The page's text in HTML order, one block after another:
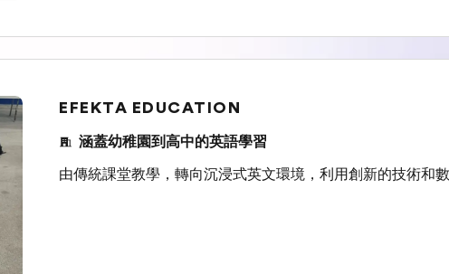
EFEKTA EDUCATION
涵蓋幼稚園到高中的英語學習
由傳統課堂教學，轉向沉浸式英文環境，利用創新的技術和